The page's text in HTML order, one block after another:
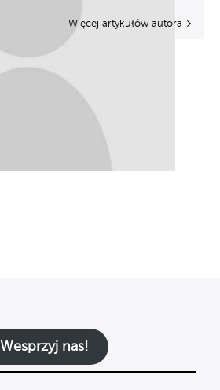
Więcej artykułów autora
Wesprzyj nas!